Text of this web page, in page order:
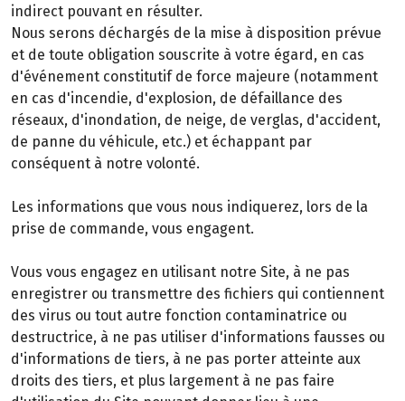
indirect pouvant en résulter.
Nous serons déchargés de la mise à disposition prévue
et de toute obligation souscrite à votre égard, en cas
d'événement constitutif de force majeure (notamment
en cas d'incendie, d'explosion, de défaillance des
réseaux, d'inondation, de neige, de verglas, d'accident,
de panne du véhicule, etc.) et échappant par
conséquent à notre volonté.
Les informations que vous nous indiquerez, lors de la
prise de commande, vous engagent.
Vous vous engagez en utilisant notre Site, à ne pas
enregistrer ou transmettre des fichiers qui contiennent
des virus ou tout autre fonction contaminatrice ou
destructrice, à ne pas utiliser d'informations fausses ou
d'informations de tiers, à ne pas porter atteinte aux
droits des tiers, et plus largement à ne pas faire